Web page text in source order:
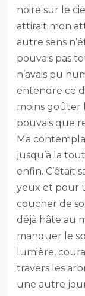
noire sur le
attirait mon
autre sens
pouvais pas
n’avais pu
entendre ce
moins goûter
pouvais que
Ma
jusqu’à la
enfin. C’était
yeux et pour
coucher de
déjà hâte au
manquer le
lumière,
travers les
une autre